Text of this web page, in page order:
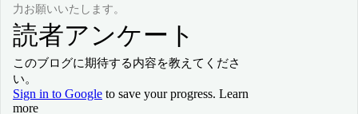
力お願いいたします。